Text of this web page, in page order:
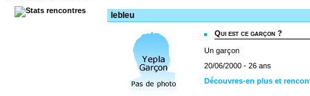
lebleu
Qui est ce garçon ?
Un garçon
20/06/2000 - 26 ans
Découvres-en plus et